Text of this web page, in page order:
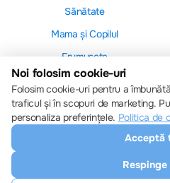
Sănătate
Mama și Copilul
Frumusețe
Descărcați
Setări
Politica de
Noi folosim cookie-uri
Folosim cookie-uri pentru a
traficul și în scopuri de marketing.
personaliza preferințele. Politica de
Acceptă